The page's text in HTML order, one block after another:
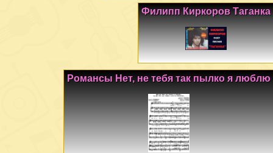
Филипп Киркоров Таганка
Романсы Нет, не тебя так пылко я люблю